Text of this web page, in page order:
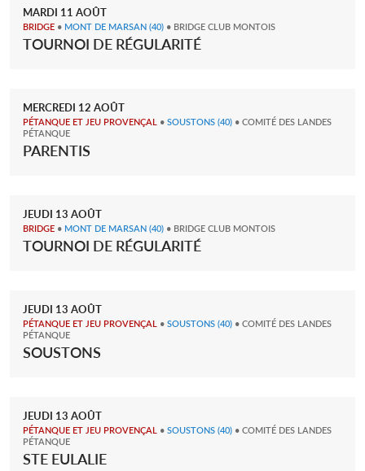
MARDI 11 AOÛT
BRIDGE • MONT DE MARSAN (40) • BRIDGE CLUB MONTOIS
TOURNOI DE RÉGULARITÉ
MERCREDI 12 AOÛT
PÉTANQUE ET JEU PROVENÇAL • SOUSTONS (40) • COMITÉ DES LANDES
PÉTANQUE
PARENTIS
JEUDI 13 AOÛT
BRIDGE • MONT DE MARSAN (40) • BRIDGE CLUB MONTOIS
TOURNOI DE RÉGULARITÉ
JEUDI 13 AOÛT
PÉTANQUE ET JEU PROVENÇAL • SOUSTONS (40) • COMITÉ DES LANDES
PÉTANQUE
SOUSTONS
JEUDI 13 AOÛT
PÉTANQUE ET JEU PROVENÇAL • SOUSTONS (40) • COMITÉ DES LANDES
PÉTANQUE
STE EULALIE